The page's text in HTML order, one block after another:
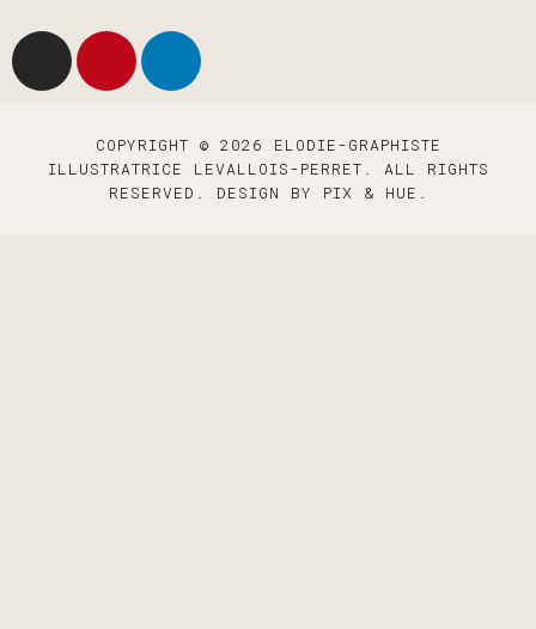
COPYRIGHT © 2026 ELODIE-GRAPHISTE
ILLUSTRATRICE LEVALLOIS-PERRET. ALL RIGHTS
RESERVED. DESIGN BY PIX & HUE.